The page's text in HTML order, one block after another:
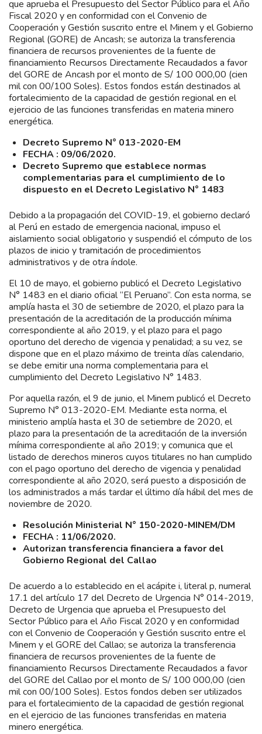
que aprueba el Presupuesto del Sector Público para el Año
Fiscal 2020 y en conformidad con el Convenio de
Cooperación y Gestión suscrito entre el Minem y el Gobierno
Regional (GORE) de Ancash; se autoriza la transferencia
financiera de recursos provenientes de la fuente de
financiamiento Recursos Directamente Recaudados a favor
del GORE de Ancash por el monto de S/ 100 000,00 (cien
mil con 00/100 Soles). Estos fondos están destinados al
fortalecimiento de la capacidad de gestión regional en el
ejercicio de las funciones transferidas en materia minero
energética.
Decreto Supremo N° 013-2020-EM
FECHA : 09/06/2020.
Decreto Supremo que establece normas
complementarias para el cumplimiento de lo
dispuesto en el Decreto Legislativo N° 1483
Debido a la propagación del COVID-19, el gobierno declaró
al Perú en estado de emergencia nacional, impuso el
aislamiento social obligatorio y suspendió el cómputo de los
plazos de inicio y tramitación de procedimientos
administrativos y de otra índole.
El 10 de mayo, el gobierno publicó el Decreto Legislativo
N° 1483 en el diario oficial “El Peruano”. Con esta norma, se
amplía hasta el 30 de setiembre de 2020, el plazo para la
presentación de la acreditación de la producción mínima
correspondiente al año 2019, y el plazo para el pago
oportuno del derecho de vigencia y penalidad; a su vez, se
dispone que en el plazo máximo de treinta días calendario,
se debe emitir una norma complementaria para el
cumplimiento del Decreto Legislativo N° 1483.
Por aquella razón, el 9 de junio, el Minem publicó el Decreto
Supremo N° 013-2020-EM. Mediante esta norma, el
ministerio amplía hasta el 30 de setiembre de 2020, el
plazo para la presentación de la acreditación de la inversión
mínima correspondiente al año 2019; y comunica que el
listado de derechos mineros cuyos titulares no han cumplido
con el pago oportuno del derecho de vigencia y penalidad
correspondiente al año 2020, será puesto a disposición de
los administrados a más tardar el último día hábil del mes de
noviembre de 2020.
Resolución Ministerial N° 150-2020-MINEM/DM
FECHA : 11/06/2020.
Autorizan transferencia financiera a favor del
Gobierno Regional del Callao
De acuerdo a lo establecido en el acápite i, literal p, numeral
17.1 del artículo 17 del Decreto de Urgencia N° 014-2019,
Decreto de Urgencia que aprueba el Presupuesto del
Sector Público para el Año Fiscal 2020 y en conformidad
con el Convenio de Cooperación y Gestión suscrito entre el
Minem y el GORE del Callao; se autoriza la transferencia
financiera de recursos provenientes de la fuente de
financiamiento Recursos Directamente Recaudados a favor
del GORE del Callao por el monto de S/ 100 000,00 (cien
mil con 00/100 Soles). Estos fondos deben ser utilizados
para el fortalecimiento de la capacidad de gestión regional
en el ejercicio de las funciones transferidas en materia
minero energética.